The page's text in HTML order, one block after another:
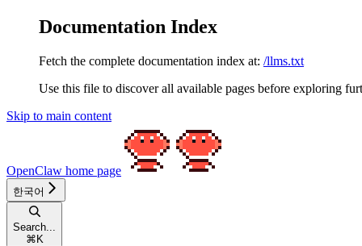
Documentation Index
Fetch the complete documentation index at: /llms.txt
Use this file to discover all available pages before exploring
Skip to main content
OpenClaw home page
한국어
Search...
⌘ K